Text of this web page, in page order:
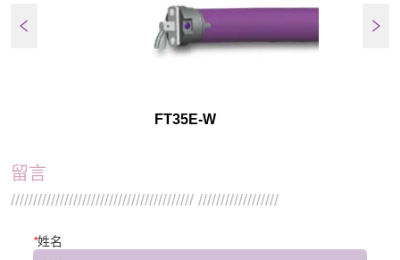
FT35E-W
留言
///////////////////////////////////////// //////////////////
*姓名